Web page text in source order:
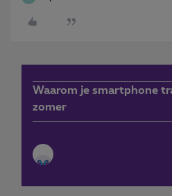
Waarom je smartphone
zomer